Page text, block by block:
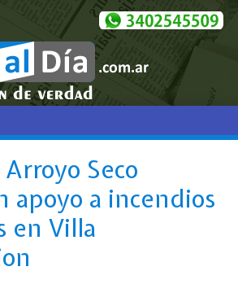
Seco
apoyo a incendios
en Villa